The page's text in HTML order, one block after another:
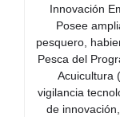
Innovación
Posee
pesquero,
Pesca del
Acuicultura
vigilancia
de